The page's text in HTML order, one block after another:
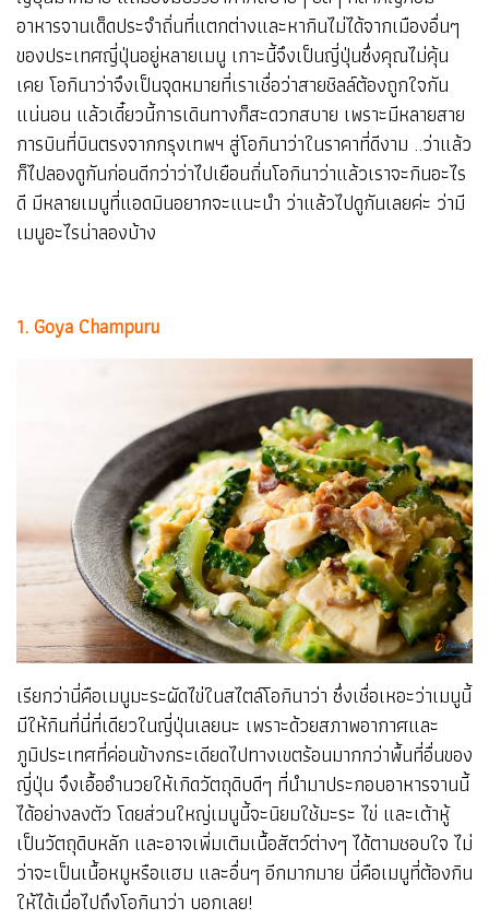
อาหารจานเด็ดประจำถิ่นที่แตกต่างและหากินไม่ได้จากเมืองอื่นๆ
ของประเทศญี่ปุ่นอยู่หลายเมนู เกาะนี้จึงเป็นญี่ปุ่นซึ่งคุณไม่คุ้น
เคย โอกินาว่าจึงเป็นจุดหมายที่เราเชื่อว่าสายชิลล์ต้องถูกใจกัน
แน่นอน แล้วเดี๋ยวนี้การเดินทางก็สะดวกสบาย เพราะมีหลายสาย
การบินที่บินตรงจากกรุงเทพฯ สู่โอกินาว่าในราคาที่ดีงาม ..ว่าแล้ว
ก็ไปลองดูกันก่อนดีกว่าว่าไปเยือนถิ่นโอกินาว่าแล้วเราจะกินอะไร
ดี มีหลายเมนูที่แอดมินอยากจะแนะนำ ว่าแล้วไปดูกันเลยค่ะ ว่ามี
เมนูอะไรน่าลองบ้าง
1. Goya Champuru
เรียกว่านี่คือเมนูมะระผัดไข่ในสไตล์โอกินาว่า ซึ่งเชื่อเหอะว่าเมนูนี้
มีให้กินที่นี่ที่เดียวในญี่ปุ่นเลยนะ เพราะด้วยสภาพอากาศและ
ภูมิประเทศที่ค่อนข้างกระเดียดไปทางเขตร้อนมากกว่าพื้นที่อื่นของ
ญี่ปุ่น จึงเอื้ออำนวยให้เกิดวัตถุดิบดีๆ ที่นำมาประกอบอาหารจานนี้
ได้อย่างลงตัว โดยส่วนใหญ่เมนูนี้จะนิยมใช้มะระ ไข่ และเต้าหู้
เป็นวัตถุดิบหลัก และอาจเพิ่มเติมเนื้อสัตว์ต่างๆ ได้ตามชอบใจ ไม่
ว่าจะเป็นเนื้อหมูหรือแฮม และอื่นๆ อีกมากมาย นี่คือเมนูที่ต้องกิน
ให้ได้เมื่อไปถึงโอกินาว่า บอกเลย!